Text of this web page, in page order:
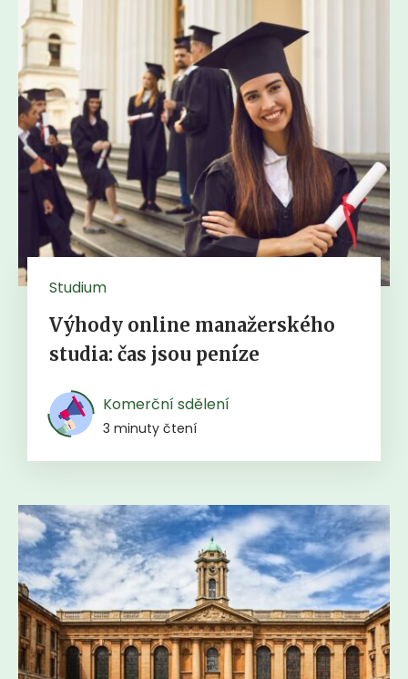
Studium
Výhody online manažerského
studia: čas jsou peníze
Komerční sdělení
3 minuty čtení